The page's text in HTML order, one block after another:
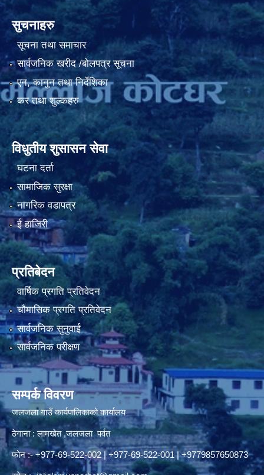
नियमित खाेप केन्द्र विवरण
सुचनाहरु
सूचना तथा समाचार
सार्वजनिक खरीद /बोलपत्र सूचना
एन, कानुन तथा निर्देशिका
कर तथा शुल्कहरु
विधुतीय शुसासन सेवा
घटना दर्ता
सामाजिक सुरक्षा
नागरिक वडापत्र
ई हाजिरी
प्रतिबेदन
वार्षिक प्रगति प्रतिवेदन
चौमासिक प्रगति प्रतिवेदन
सार्वजनिक सुनुवाई
सार्वजनिक परीक्षण
सम्पर्क विवरण
जलजला गाउँ कार्यपालिकाको कार्यालय
ठेगाना : लामखेत ,जलजला पर्वत
फोन :- +977-69-522-002 | +977-69-522-001 | +9779857650873